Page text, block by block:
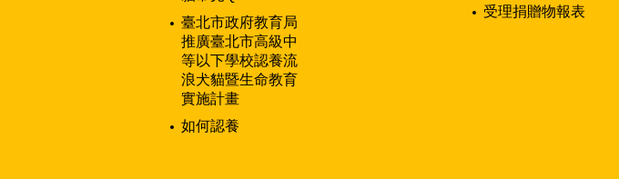
臺北市政府教育局
推廣臺北市高級中
等以下學校認養流
浪犬貓暨生命教育
實施計畫
如何認養
受理捐贈物報表